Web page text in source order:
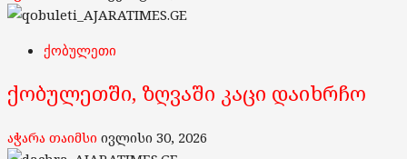
ქობულეთი
ქობულეთში, ზღვაში კაცი დაიხრჩო
აჭარა თაიმსი ივლისი 30, 2026